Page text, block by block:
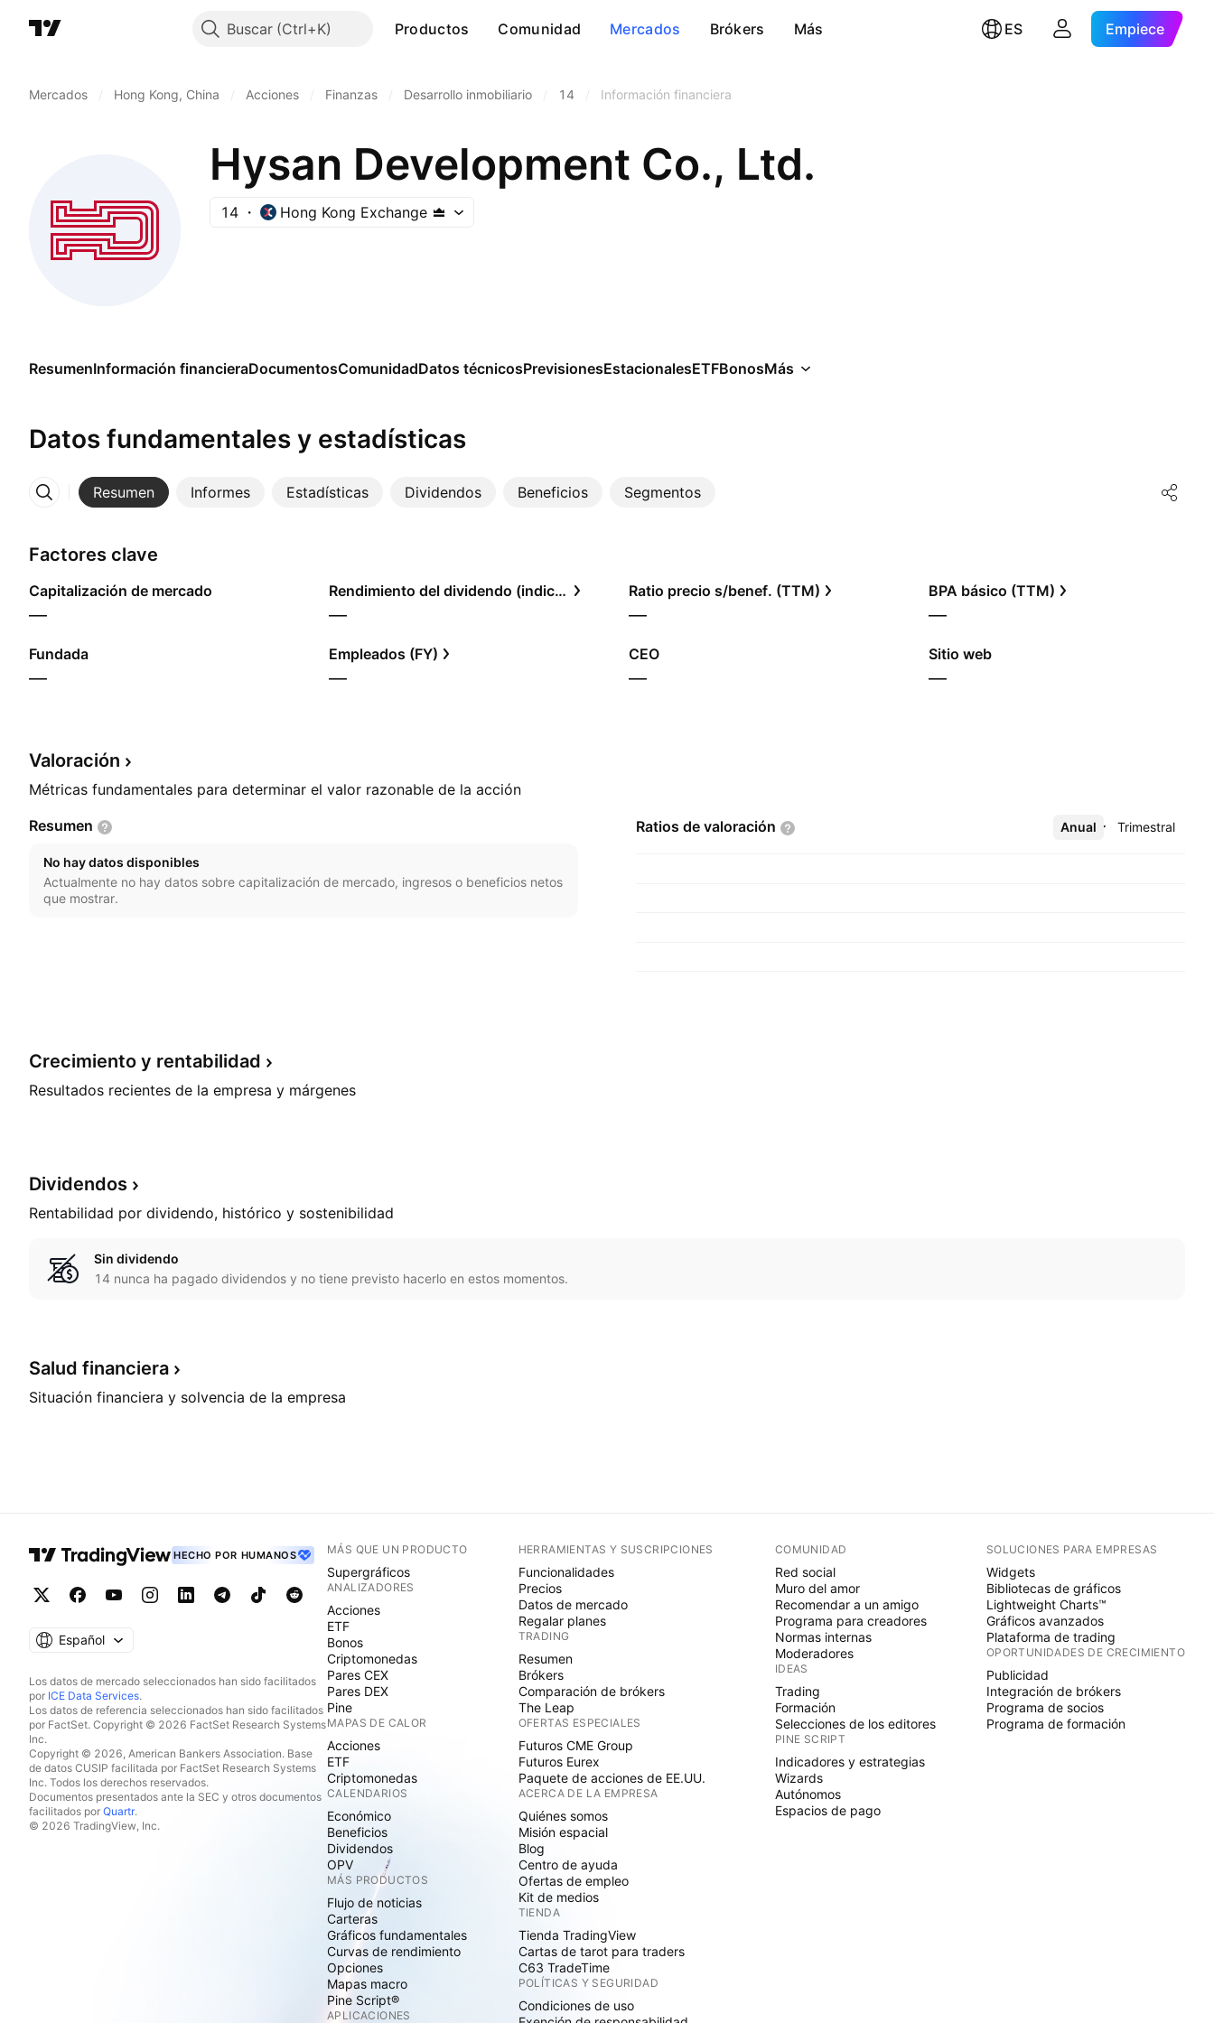
Buscar Productos Comunidad Mercados Brókers Más ES Empiece
Mercados Hong Kong, China Acciones Finanzas Desarrollo inmobiliario 14 Información financiera
Hysan Development Co., Ltd.
14 Hong Kong Exchange
ResumenInformación financieraDocumentosComunidadDatos técnicosPrevisionesEstacionalesETFBonosMás
Datos fundamentales y estadísticas
Resumen Informes Estadísticas Dividendos Beneficios Segmentos
Más
Factores clave
Capitalización de mercado
—
Rendimiento del dividendo (indicado)
—
Ratio precio s/benef. (TTM)
—
BPA básico (TTM)
—
Fundada
—
Empleados (FY)
—
CEO
—
Sitio web
—
Valoración
Métricas fundamentales para determinar el valor razonable de la acción
Resumen
No hay datos disponibles
Actualmente no hay datos sobre capitalización de mercado, ingresos o beneficios netos
que mostrar.
Ratios de valoración Anual Trimestral
Más
Crecimiento y rentabilidad
Resultados recientes de la empresa y márgenes
Dividendos
Rentabilidad por dividendo, histórico y sostenibilidad
Sin dividendo
14 nunca ha pagado dividendos y no tiene previsto hacerlo en estos momentos.
Salud financiera
Situación financiera y solvencia de la empresa
HECHO POR HUMANOS
Español
Los datos de mercado seleccionados han sido facilitados
por ICE Data Services.
Los datos de referencia seleccionados han sido facilitados
por FactSet. Copyright © 2026 FactSet Research Systems
Inc.
Copyright © 2026, American Bankers Association. Base
de datos CUSIP facilitada por FactSet Research Systems
Inc. Todos los derechos reservados.
Documentos presentados ante la SEC y otros documentos
facilitados por Quartr.
© 2026 TradingView, Inc.
MÁS QUE UN PRODUCTO
Supergráficos
ANALIZADORES
Acciones
ETF
Bonos
Criptomonedas
Pares CEX
Pares DEX
Pine
MAPAS DE CALOR
Acciones
ETF
Criptomonedas
CALENDARIOS
Económico
Beneficios
Dividendos
OPV
MÁS PRODUCTOS
Flujo de noticias
Carteras
Gráficos fundamentales
Curvas de rendimiento
Opciones
Mapas macro
Pine Script®
APLICACIONES
HERRAMIENTAS Y SUSCRIPCIONES
Funcionalidades
Precios
Datos de mercado
Regalar planes
TRADING
Resumen
Brókers
Comparación de brókers
The Leap
OFERTAS ESPECIALES
Futuros CME Group
Futuros Eurex
Paquete de acciones de EE.UU.
ACERCA DE LA EMPRESA
Quiénes somos
Misión espacial
Blog
Centro de ayuda
Ofertas de empleo
Kit de medios
TIENDA
Tienda TradingView
Cartas de tarot para traders
C63 TradeTime
POLÍTICAS Y SEGURIDAD
Condiciones de uso
COMUNIDAD
Red social
Muro del amor
Recomendar a un amigo
Programa para creadores
Normas internas
Moderadores
IDEAS
Trading
Formación
Selecciones de los editores
PINE SCRIPT
Indicadores y estrategias
Wizards
Autónomos
Espacios de pago
SOLUCIONES PARA EMPRESAS
Widgets
Bibliotecas de gráficos
Lightweight Charts™
Gráficos avanzados
Plataforma de trading
OPORTUNIDADES DE CRECIMIENTO
Publicidad
Integración de brókers
Programa de socios
Programa de formación